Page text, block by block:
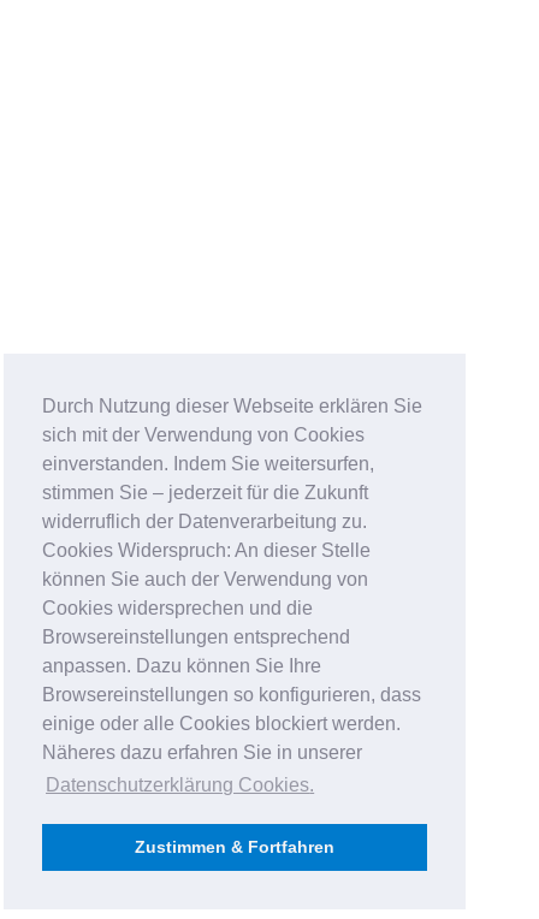
Durch Nutzung dieser Webseite erklären Sie
sich mit der Verwendung von Cookies
einverstanden. Indem Sie weitersurfen,
stimmen Sie – jederzeit für die Zukunft
widerruflich der Datenverarbeitung zu.
Cookies Widerspruch: An dieser Stelle
können Sie auch der Verwendung von
Cookies widersprechen und die
Browsereinstellungen entsprechend
anpassen. Dazu können Sie Ihre
Browsereinstellungen so konfigurieren, dass
einige oder alle Cookies blockiert werden.
Näheres dazu erfahren Sie in unserer
Datenschutzerklärung Cookies.
Zustimmen & Fortfahren